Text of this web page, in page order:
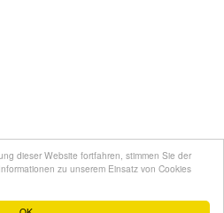
dieser Website fortfahren, stimmen Sie der
zu unserem Einsatz von Cookies
werden
uns